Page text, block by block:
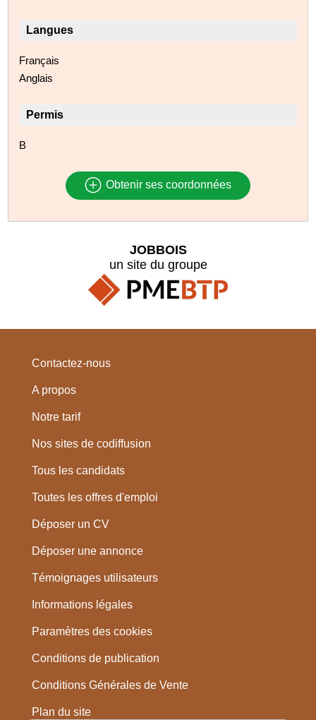
Langues
Français
Anglais
Permis
B
Obtenir ses coordonnées
JOBBOIS
un site du groupe
Contactez-nous
A propos
Notre tarif
Nos sites de codiffusion
Tous les candidats
Toutes les offres d'emploi
Déposer un CV
Déposer une annonce
Témoignages utilisateurs
Informations légales
Paramètres des cookies
Conditions de publication
Conditions Générales de Vente
Plan du site